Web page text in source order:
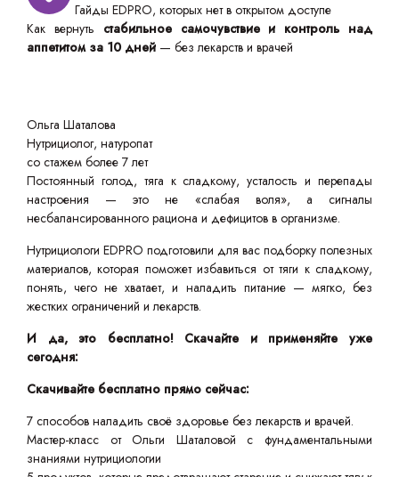
Гайды EDPRO, которых нет в открытом доступе
Как вернуть стабильное самочувствие и контроль над
аппетитом за 10 дней — без лекарств и врачей
Ольга Шаталова
Нутрициолог, натуропат
со стажем более 7 лет
Постоянный голод, тяга к сладкому, усталость и перепады
настроения — это не «слабая воля», а сигналы
несбалансированного рациона и дефицитов в организме.
Нутрициологи EDPRO подготовили для вас подборку полезных
материалов, которая поможет избавиться от тяги к сладкому,
понять, чего не хватает, и наладить питание — мягко, без
жестких ограничений и лекарств.
И да, это бесплатно! Скачайте и применяйте уже
сегодня:
Скачивайте бесплатно прямо сейчас:
7 способов наладить своё здоровье без лекарств и врачей.
Мастер-класс от Ольги Шаталовой с фундаментальными
знаниями нутрициологии